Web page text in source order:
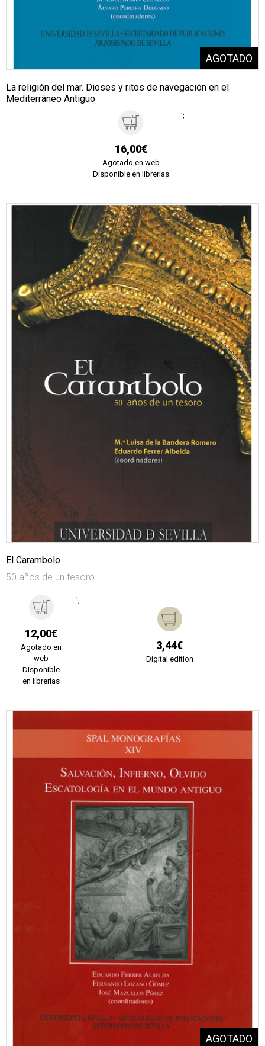
La religión del mar. Dioses y ritos de navegación en el
Mediterráneo Antiguo
16,00€
Agotado en web
Disponible en librerías
';
El Carambolo
50 años de un tesoro
12,00€
Agotado en
web
Disponible
en librerías
';
3,44€
Digital edition